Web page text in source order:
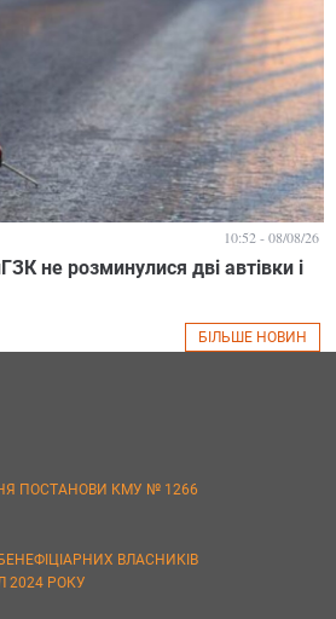
не розминулися дві автівки і
10:52 - 08/08/26
БІЛЬШЕ НОВИН
ПОСТАНОВИ КМУ № 1266
ВЛАСНИКІВ
2024 РОКУ